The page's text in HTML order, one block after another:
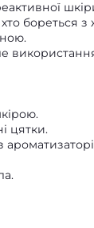
бореться
цятки.